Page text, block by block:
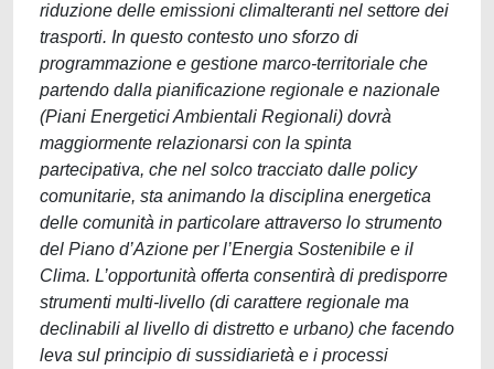
riduzione delle emissioni climalteranti nel settore dei
trasporti. In questo contesto uno sforzo di
programmazione e gestione marco-territoriale che
partendo dalla pianificazione regionale e nazionale
(Piani Energetici Ambientali Regionali) dovrà
maggiormente relazionarsi con la spinta
partecipativa, che nel solco tracciato dalle policy
comunitarie, sta animando la disciplina energetica
delle comunità in particolare attraverso lo strumento
del Piano d’Azione per l’Energia Sostenibile e il
Clima. L’opportunità offerta consentirà di predisporre
strumenti multi-livello (di carattere regionale ma
declinabili al livello di distretto e urbano) che facendo
leva sul principio di sussidiarietà e i processi